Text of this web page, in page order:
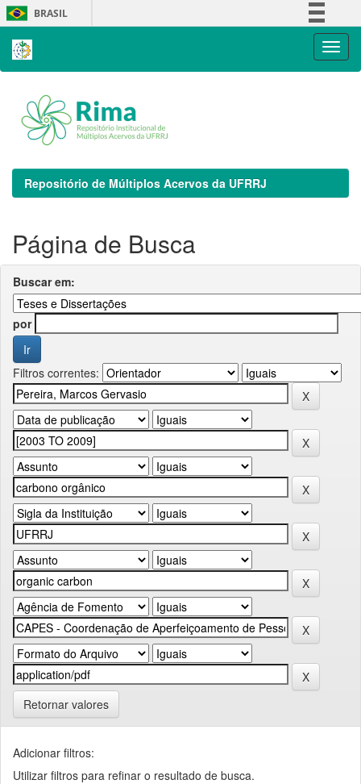
Skip
navigation
BRASIL
Repositório de Múltiplos Acervos da UFRRJ
Página de Busca
Buscar em:
por
Filtros correntes:
Retornar valores
Adicionar filtros:
Utilizar filtros para refinar o resultado de busca.